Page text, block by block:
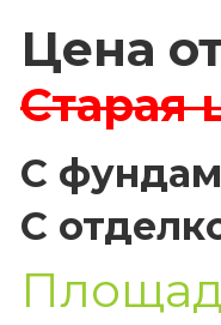
Цена
Старая
С
С